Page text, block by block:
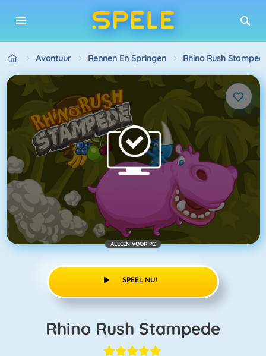
Avontuur Rennen En Springen Rhino Rush
ALLEEN VOOR PC
SPEEL NU!
Rhino Rush Stampede